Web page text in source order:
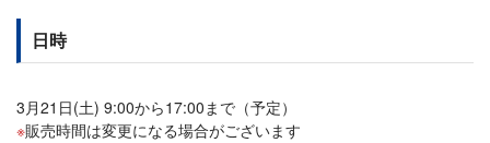
日時
3月21日(土) 9:00から17:00まで（予定）
販売時間は変更になる場合がございます